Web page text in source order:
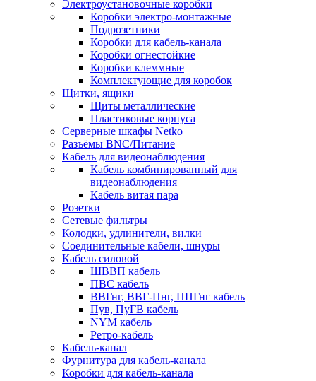
Электроустановочные коробки
Коробки электро-монтажные
Подрозетники
Коробки для кабель-канала
Коробки огнестойкие
Коробки клеммные
Комплектующие для коробок
Щитки, ящики
Щиты металлические
Пластиковые корпуса
Серверные шкафы Netko
Разъёмы BNC/Питание
Кабель для видеонаблюдения
Кабель комбинированный для
видеонаблюдения
Кабель витая пара
Розетки
Сетевые фильтры
Колодки, удлинители, вилки
Соединительные кабели, шнуры
Кабель силовой
ШВВП кабель
ПВС кабель
ВВГнг, ВВГ-Пнг, ППГнг кабель
Пув, ПуГВ кабель
NYM кабель
Ретро-кабель
Кабель-канал
Фурнитура для кабель-канала
Коробки для кабель-канала